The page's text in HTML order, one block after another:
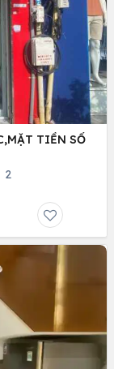
TIỀN SỐ
2